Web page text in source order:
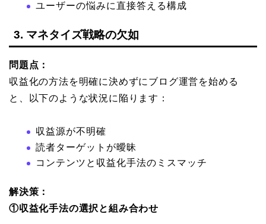
ユーザーの悩みに直接答える構成
3. マネタイズ戦略の欠如
問題点：
収益化の方法を明確に決めずにブログ運営を始める
と、以下のような状況に陥ります：
収益源が不明確
読者ターゲットが曖昧
コンテンツと収益化手法のミスマッチ
解決策：
①収益化手法の選択と組み合わせ